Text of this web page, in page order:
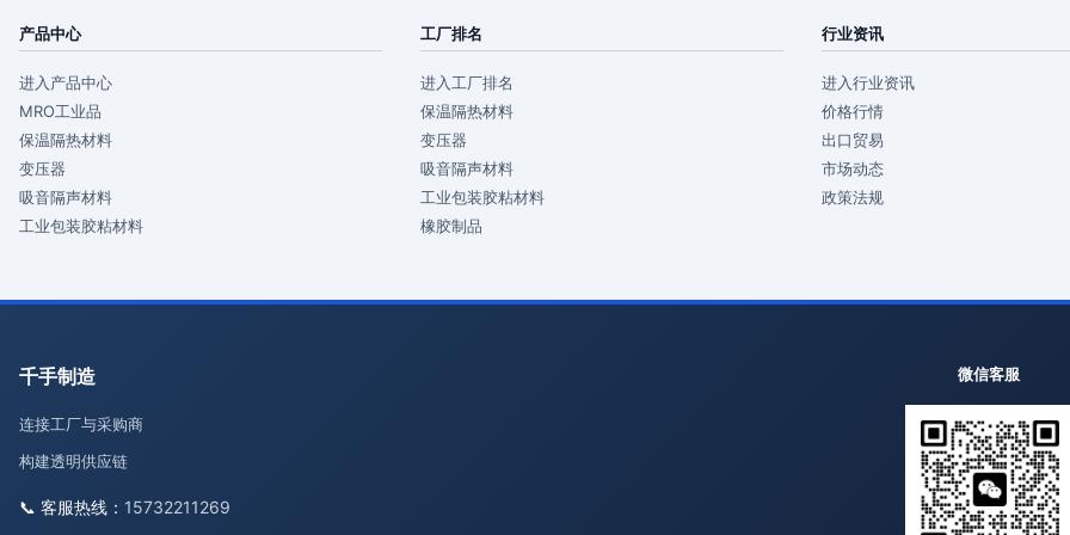
产品中心
进入产品中心
MRO工业品
保温隔热材料
变压器
吸音隔声材料
工业包装胶粘材料
工厂排名
进入工厂排名
保温隔热材料
变压器
吸音隔声材料
工业包装胶粘材料
橡胶制品
行业资讯
进入行业资讯
价格行情
出口贸易
市场动态
政策法规
千手制造
连接工厂与采购商
构建透明供应链
📞 客服热线： 15732211269
微信客服